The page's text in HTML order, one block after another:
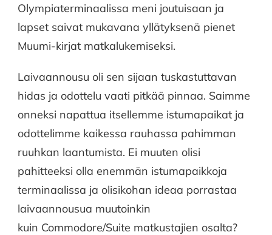
Olympiaterminaalissa meni joutuisaan ja
lapset saivat mukavana yllätyksenä pienet
Muumi-kirjat matkalukemiseksi.
Laivaannousu oli sen sijaan tuskastuttavan
hidas ja odottelu vaati pitkää pinnaa. Saimme
onneksi napattua itsellemme istumapaikat ja
odottelimme kaikessa rauhassa pahimman
ruuhkan laantumista. Ei muuten olisi
pahitteeksi olla enemmän istumapaikkoja
terminaalissa ja olisikohan ideaa porrastaa
laivaannousua muutoinkin
kuin Commodore/Suite matkustajien osalta?